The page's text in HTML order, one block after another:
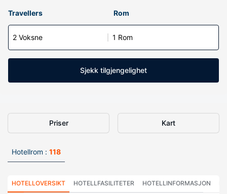
Travellers Rom
2 Voksne 1 Rom
Sjekk tilgjengelighet
Priser Kart
Hotellrom : 118
HOTELLOVERSIKT HOTELLFASILITETER HOTELLINFORMASJON